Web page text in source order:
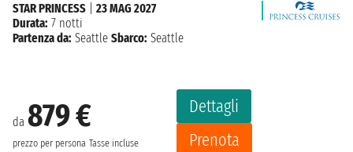
da 879 €
prezzo per persona Tasse incluse
Dettagli
Prenota
STAR PRINCESS
23 MAG 2027
Durata: 7 notti
Partenza da: Seattle Sbarco: Seattle